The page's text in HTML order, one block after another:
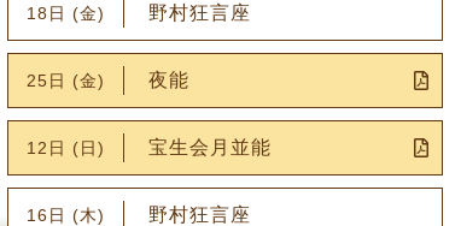
18日 (金) 野村狂言座
25日 (金) 夜能
12日 (日) 宝生会月並能
16日 (木) 野村狂言座